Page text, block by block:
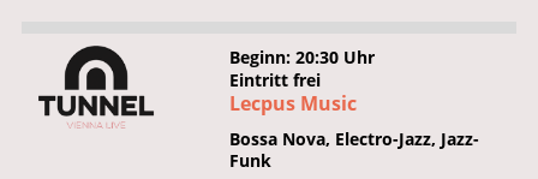
Beginn: 20:30 Uhr
Eintritt frei
Lecpus Music
Bossa Nova, Electro-Jazz, Jazz-
Funk